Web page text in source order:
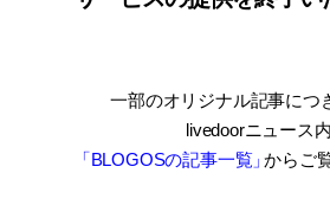
一部のオリジナル記事につ
livedoorニュース内
「BLOGOSの記事一覧」からご